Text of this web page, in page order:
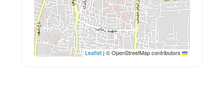
Leaflet
| © OpenStreetMap contributors